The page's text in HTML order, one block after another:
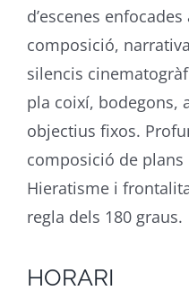
d’escenes
composició,
silencis
pla coixí, bodegons,
objectius fixos.
composició de
Hieratisme i
regla dels 180 graus.
HORARI